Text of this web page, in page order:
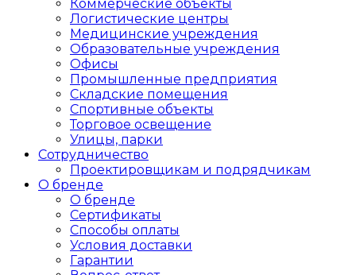
Коммерческие объекты
Логистические центры
Медицинские учреждения
Образовательные учреждения
Офисы
Промышленные предприятия
Складские помещения
Спортивные объекты
Торговое освещение
Улицы, парки
Сотрудничество
Проектировщикам и подрядчикам
О бренде
О бренде
Сертификаты
Способы оплаты
Условия доставки
Гарантии